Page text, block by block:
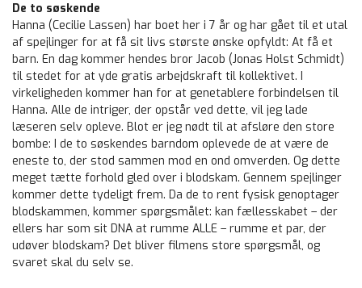
De to søskende
Hanna (Cecilie Lassen) har boet her i 7 år og har gået til et utal
af spejlinger for at få sit livs største ønske opfyldt: At få et
barn. En dag kommer hendes bror Jacob (Jonas Holst Schmidt)
til stedet for at yde gratis arbejdskraft til kollektivet. I
virkeligheden kommer han for at genetablere forbindelsen til
Hanna. Alle de intriger, der opstår ved dette, vil jeg lade
læseren selv opleve. Blot er jeg nødt til at afsløre den store
bombe: I de to søskendes barndom oplevede de at være de
eneste to, der stod sammen mod en ond omverden. Og dette
meget tætte forhold gled over i blodskam. Gennem spejlinger
kommer dette tydeligt frem. Da de to rent fysisk genoptager
blodskammen, kommer spørgsmålet: kan fællesskabet – der
ellers har som sit DNA at rumme ALLE – rumme et par, der
udøver blodskam? Det bliver filmens store spørgsmål, og
svaret skal du selv se.